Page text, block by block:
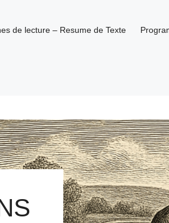
de lecture – Resume de Texte